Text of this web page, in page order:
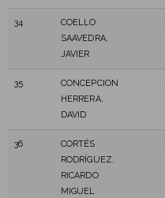
34
COELLO
SAAVEDRA,
JAVIER
35
CONCEPCION
HERRERA,
DAVID
36
CORTÉS
RODRÍGUEZ,
RICARDO
MIGUEL